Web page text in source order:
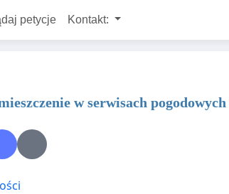
petycje Kontakt:
w serwisach